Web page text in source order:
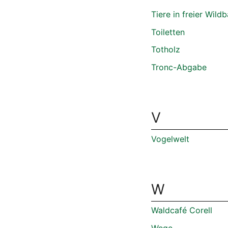
Tiere in freier
Toiletten
Totholz
Tronc-Abgabe
V
Vogelwelt
W
Waldcafé Corell